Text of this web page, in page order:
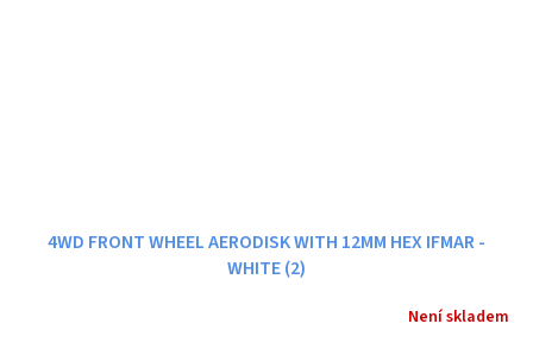
4WD FRONT WHEEL AERODISK WITH 12MM HEX IFMAR -
WHITE (2)
Není skladem